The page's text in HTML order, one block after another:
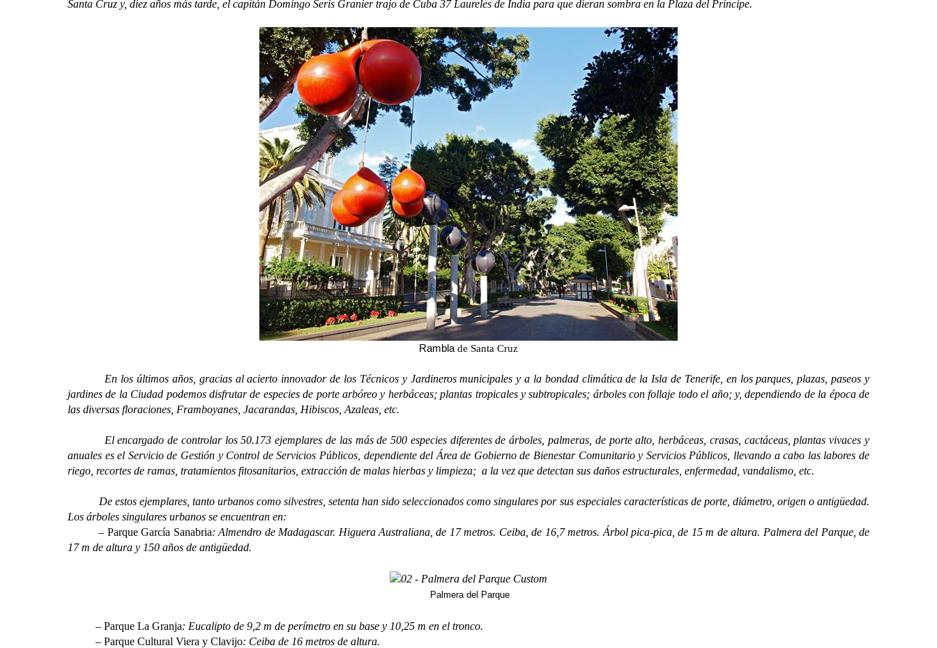
Santa Cruz y, diez años más tarde, el capitán Domingo Serís Granier trajo de Cuba 37 Laureles de India para que dieran sombra en la Plaza del Príncipe.
Rambla de Santa Cruz
En los últimos años, gracias al acierto innovador de los Técnicos y Jardineros municipales y a la bondad climática de la Isla de Tenerife, en los parques, plazas, paseos y
jardines de la Ciudad podemos disfrutar de especies de porte arbóreo y herbáceas; plantas tropicales y subtropicales; árboles con follaje todo el año; y, dependiendo de la época de
las diversas floraciones, Framboyanes, Jacarandas, Hibiscos, Azaleas, etc.
El encargado de controlar los 50.173 ejemplares de las más de 500 especies diferentes de árboles, palmeras, de porte alto, herbáceas, crasas, cactáceas, plantas vivaces y
anuales es el Servicio de Gestión y Control de Servicios Públicos, dependiente del Área de Gobierno de Bienestar Comunitario y Servicios Públicos, llevando a cabo las labores de
riego, recortes de ramas, tratamientos fitosanitarios, extracción de malas hierbas y limpieza; a la vez que detectan sus daños estructurales, enfermedad, vandalismo, etc.
De estos ejemplares, tanto urbanos como silvestres, setenta han sido seleccionados como singulares por sus especiales características de porte, diámetro, origen o antigüedad.
Los árboles singulares urbanos se encuentran en:
– Parque García Sanabria: Almendro de Madagascar. Higuera Australiana, de 17 metros. Ceiba, de 16,7 metros. Árbol pica-pica, de 15 m de altura. Palmera del Parque, de
17 m de altura y 150 años de antigüedad.
Palmera del Parque
– Parque La Granja: Eucalipto de 9,2 m de perímetro en su base y 10,25 m en el tronco.
– Parque Cultural Viera y Clavijo: Ceiba de 16 metros de altura.